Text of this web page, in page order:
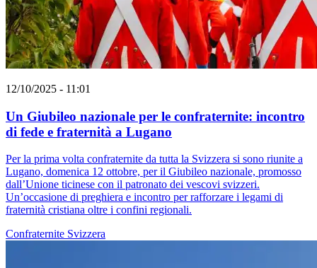
12/10/2025 - 11:01
Un Giubileo nazionale per le confraternite: incontro
di fede e fraternità a Lugano
Per la prima volta confraternite da tutta la Svizzera si sono riunite a
Lugano, domenica 12 ottobre, per il Giubileo nazionale, promosso
dall’Unione ticinese con il patronato dei vescovi svizzeri.
Un’occasione di preghiera e incontro per rafforzare i legami di
fraternità cristiana oltre i confini regionali.
Confraternite Svizzera